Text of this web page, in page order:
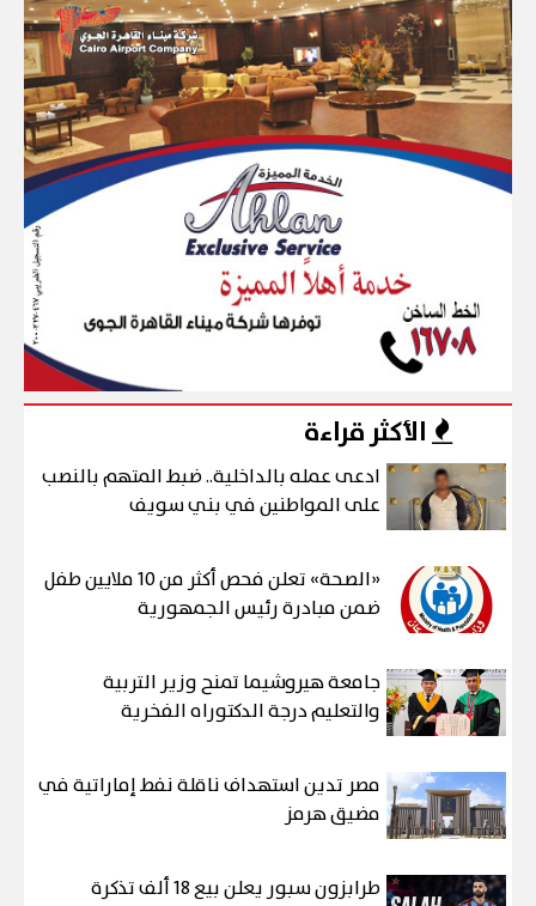
الأكثر قراءة
ادعى عمله بالداخلية.. ضبط المتهم بالنصب
على المواطنين في بني سويف
«الصحة» تعلن فحص أكثر من 10 ملايين طفل
ضمن مبادرة رئيس الجمهورية
جامعة هيروشيما تمنح وزير التربية
والتعليم درجة الدكتوراه الفخرية
مصر تدين استهداف ناقلة نفط إماراتية في
مضيق هرمز
طرابزون سبور يعلن بيع 18 ألف تذكرة